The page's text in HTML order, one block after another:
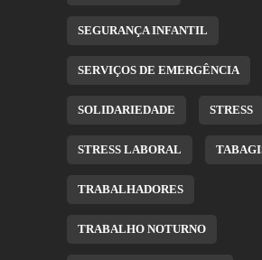
SEGURANÇA INFANTIL
SERVIÇOS DE EMERGÊNCIA
SOLIDARIEDADE STRESS
STRESS LABORAL
TRABALHADORES
TRABALHO NOTURNO